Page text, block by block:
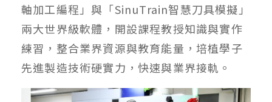
軸加工編程」與「SinuTrain智慧刀具模擬」
兩大世界級軟體，開設課程教授知識與實作
練習，整合業界資源與教育能量，培植學子
先進製造技術硬實力，快速與業界接軌。